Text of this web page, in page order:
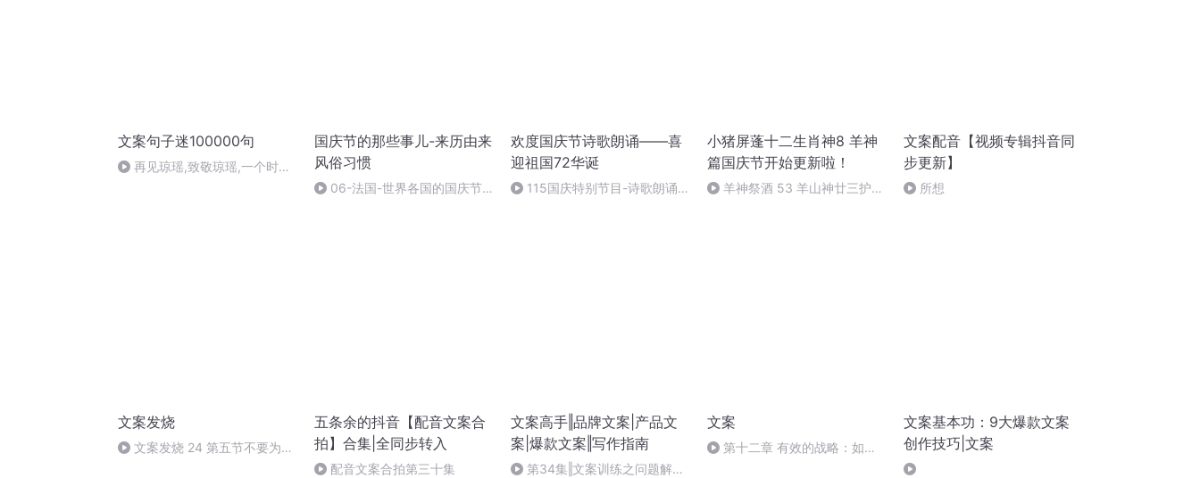
文案句子迷100000句
再见琼瑶,致敬琼瑶,一个时代
国庆节的那些事儿-来历由来
风俗习惯
06-法国-世界各国的国庆节-
欢度国庆节诗歌朗诵——喜
迎祖国72华诞
115国庆特别节目-诗歌朗诵-
小猪屏蓬十二生肖神8 羊神
篇国庆节开始更新啦！
羊神祭酒 53 羊山神廿三护祭
文案配音【视频专辑抖音同
步更新】
所想
文案发烧
文案发烧 24 第五节不要为广
五条余的抖音【配音文案合
拍】合集|全同步转入
配音文案合拍第三十集
文案高手‖品牌文案|产品文
案|爆款文案‖写作指南
第34集‖文案训练之问题解决
文案
第十二章 有效的战略：如何
文案基本功：9大爆款文案
创作技巧|文案